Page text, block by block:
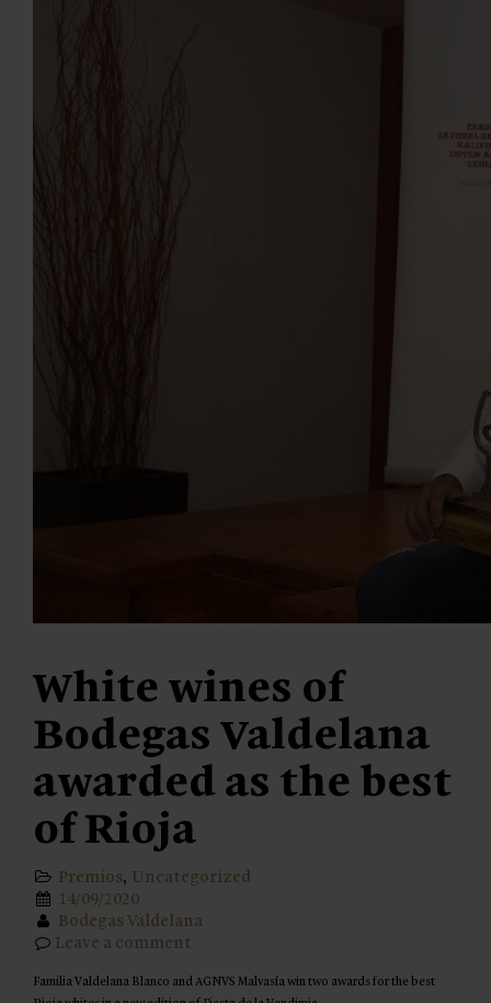
White wines of
Bodegas Valdelana
awarded as the best
of Rioja
Premios, Uncategorized
14/09/2020
Bodegas Valdelana
Leave a comment
Familia Valdelana Blanco and AGNVS Malvasía win two awards for the best